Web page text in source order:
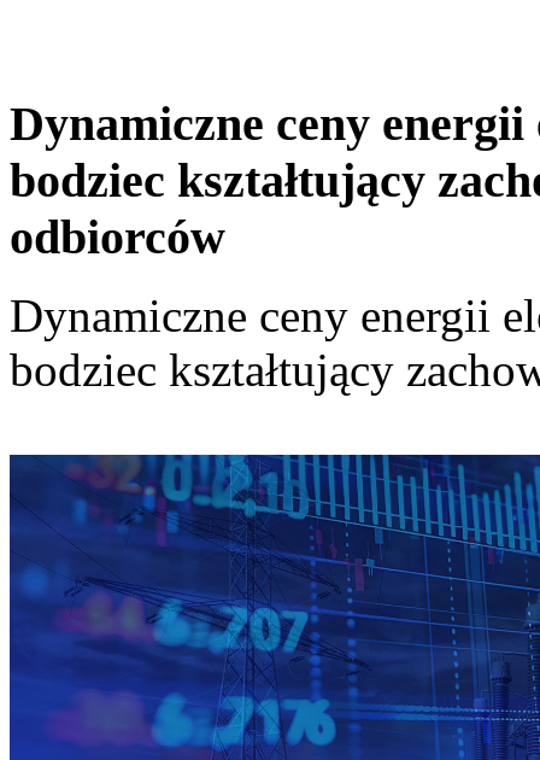
Dynamiczne ceny
bodziec kształtujący
odbiorców
Dynamiczne ceny energii
bodziec kształtujący